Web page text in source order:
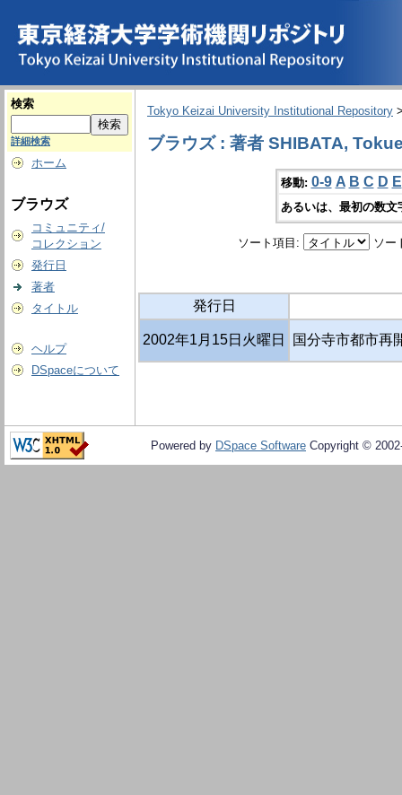
検索
詳細検索
ホーム
ブラウズ
コミュニティ/
コレクション
発行日
著者
タイトル
ヘルプ
DSpaceについて
Tokyo Keizai University Institutional Repository
ブラウズ : 著者 SHIBATA,
移動: 0-9 A B C D E
あるいは、最初の数
ソート項目: ソー
発行日
2002年1月15日火曜日 国分寺市都市再
Powered by DSpace Software Copyright ©